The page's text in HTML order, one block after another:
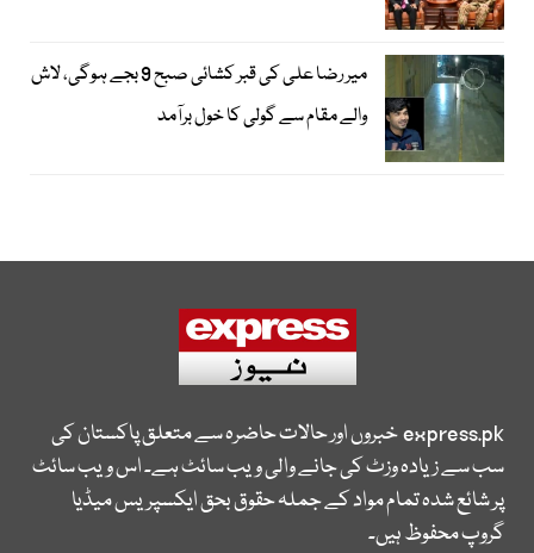
میر رضا علی کی قبر کشائی صبح 9 بجے ہوگی، لاش
والے مقام سے گولی کا خول برآمد
express.pkخبروں اور حالات حاضرہ سے متعلق پاکستان کی
سب سے زیادہ وزٹ کی جانے والی ویب سائٹ ہے۔ اس ویب سائٹ
پر شائع شدہ تمام مواد کے جملہ حقوق بحق ایکسپریس میڈیا
گروپ محفوظ ہیں۔